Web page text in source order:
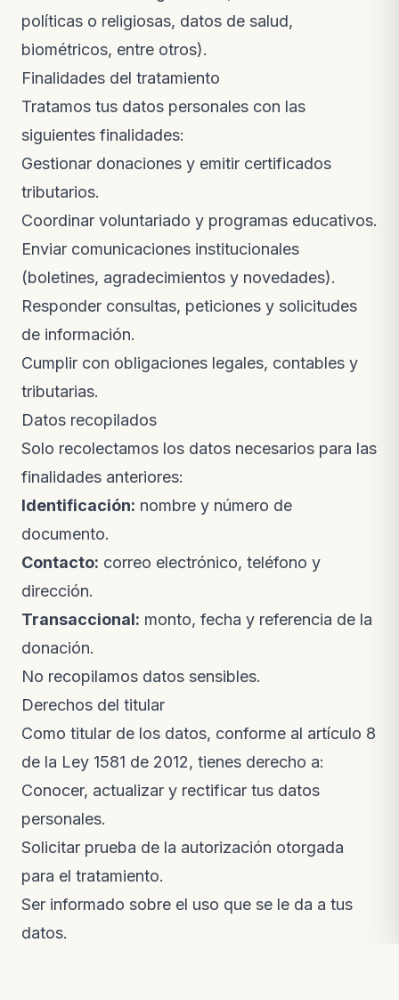
políticas o religiosas, datos de salud,
biométricos, entre otros).
Finalidades del tratamiento
Tratamos tus datos personales con las
siguientes finalidades:
Gestionar donaciones y emitir certificados
tributarios.
Coordinar voluntariado y programas educativos.
Enviar comunicaciones institucionales
(boletines, agradecimientos y novedades).
Responder consultas, peticiones y solicitudes
de información.
Cumplir con obligaciones legales, contables y
tributarias.
Datos recopilados
Solo recolectamos los datos necesarios para las
finalidades anteriores:
Identificación: nombre y número de
documento.
Contacto: correo electrónico, teléfono y
dirección.
Transaccional: monto, fecha y referencia de la
donación.
No recopilamos datos sensibles.
Derechos del titular
Como titular de los datos, conforme al artículo 8
de la Ley 1581 de 2012, tienes derecho a:
Conocer, actualizar y rectificar tus datos
personales.
Solicitar prueba de la autorización otorgada
para el tratamiento.
Ser informado sobre el uso que se le da a tus
datos.